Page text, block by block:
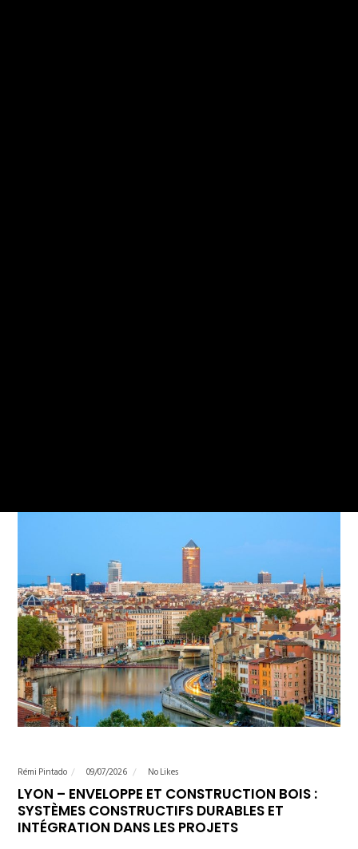
Rémi Pintado 09/07/2026 No Likes
LYON – ENVELOPPE ET CONSTRUCTION BOIS :
SYSTÈMES CONSTRUCTIFS DURABLES ET
INTÉGRATION DANS LES PROJETS